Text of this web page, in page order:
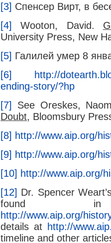
[3] Спенсер Вирт, в
[4]
Wooton, David.
University Press, New
[5] Галилей умер 8
[6]
http://
ending-story/?hp
[7]
See Oreskes,
Doubt, Bloomsbury
[8] http://www.aip.org/
[9] http://www.aip.org/
[10] http://www.aip.org/
[12] Dr. Spencer
found
http://www.aip.org/
details at http://
timeline and other